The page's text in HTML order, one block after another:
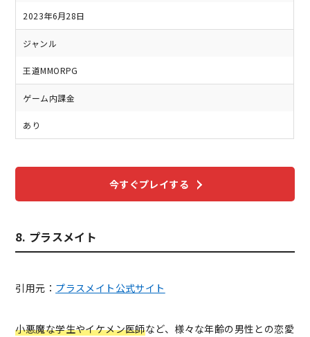
2023年6月28日
ジャンル
王道MMORPG
ゲーム内課金
あり
今すぐプレイする
8. プラスメイト
引用元： プラスメイト公式サイト
小悪魔な学生やイケメン医師など、様々な年齢の男性との恋愛